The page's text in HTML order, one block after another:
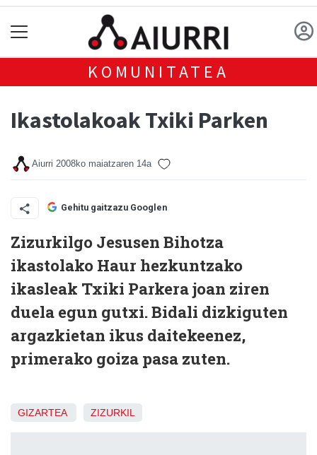
KOMUNITATEA
Ikastolakoak Txiki Parken
Aiurri 2008ko maiatzaren 14a
Gehitu gaitzazu Googlen
Zizurkilgo Jesusen Bihotza
ikastolako Haur hezkuntzako
ikasleak Txiki Parkera joan ziren
duela egun gutxi. Bidali dizkiguten
argazkietan ikus daitekeenez,
primerako goiza pasa zuten.
GIZARTEA ZIZURKIL